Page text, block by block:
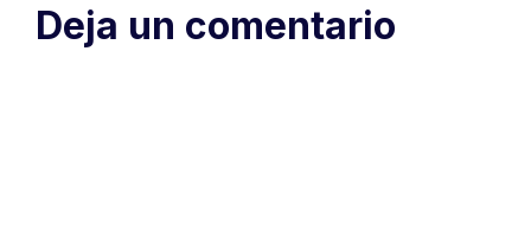
Deja un comentario